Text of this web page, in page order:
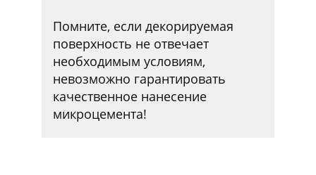
Помните, если декорируемая
поверхность не отвечает
необходимым условиям,
невозможно гарантировать
качественное нанесение
микроцемента!